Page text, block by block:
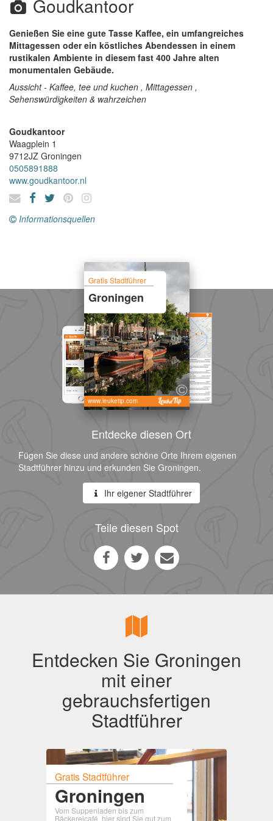
Goudkantoor
Genießen Sie eine gute Tasse Kaffee, ein umfangreiches
Mittagessen oder ein köstliches Abendessen in einem
rustikalen Ambiente in diesem fast 400 Jahre alten
monumentalen Gebäude.
Aussicht - Kaffee, tee und kuchen , Mittagessen ,
Sehenswürdigkeiten & wahrzeichen
Goudkantoor
Waagplein 1
9712JZ Groningen
0505891888
www.goudkantoor.nl
Informationsquellen
Gratis Stadtführer
Groningen
www.leuketip.com
Entdecke diesen Ort
Fügen Sie diese und andere schöne Orte Ihrem eigenen
Stadtführer hinzu und erkunden Sie Groningen.
Ihr eigener Stadtführer
Teile diesen Spot
Entdecken Sie Groningen
mit einer
gebrauchsfertigen
Stadtführer
Gratis Stadtführer
Groningen
Vom Suppenladen bis zum
Bäckereicafé, hier sind Sie gut zum